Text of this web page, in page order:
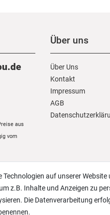
aus
vom
Über uns
Über Uns
Kontakt
Impressum
AGB
auf unserer
z.B. Inhalte und Anzeigen zu
Die Datenverarbeitung